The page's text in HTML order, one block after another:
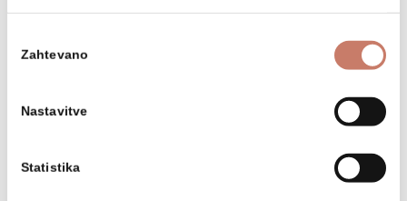
soglasja
Zahtevano
Nastavitve
Statistika